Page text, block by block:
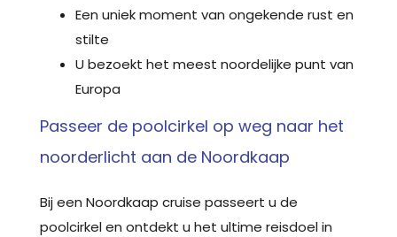
Een uniek moment van ongekende rust en
stilte
U bezoekt het meest noordelijke punt van
Europa
Passeer de poolcirkel op weg naar het
noorderlicht aan de Noordkaap
Bij een Noordkaap cruise passeert u de
poolcirkel en ontdekt u het ultime reisdoel in